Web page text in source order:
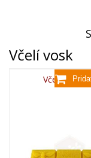
Včelí vosk
Včelí